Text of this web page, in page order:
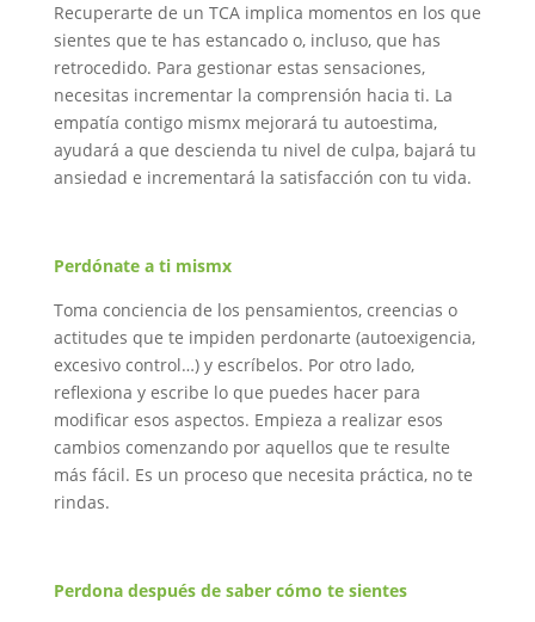
Recuperarte de un TCA implica momentos en los que
sientes que te has estancado o, incluso, que has
retrocedido. Para gestionar estas sensaciones,
necesitas incrementar la comprensión hacia ti. La
empatía contigo mismx mejorará tu autoestima,
ayudará a que descienda tu nivel de culpa, bajará tu
ansiedad e incrementará la satisfacción con tu vida.
Perdónate a timismx
Toma conciencia de los pensamientos, creencias o
actitudes que te impiden perdonarte (autoexigencia,
excesivo control…) y escríbelos. Por otro lado,
reflexiona y escribe lo que puedes hacer para
modificar esos aspectos. Empieza a realizar esos
cambios comenzando por aquellos que te resulte
más fácil. Es un proceso que necesita práctica, no te
rindas.
Perdona después de saber cómo te sientes